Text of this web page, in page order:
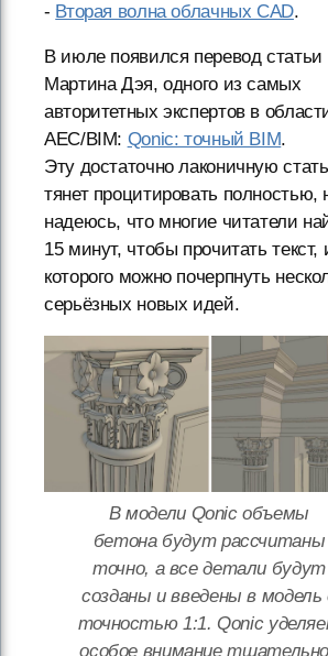
- Вторая волна облачных CAD.
В июле появился перевод статьи
Мартина Дэя, одного из самых
авторитетных экспертов в
AEC/BIM: Qonic: точный BIM.
Эту достаточно лаконичную
тянет процитировать полностью,
надеюсь, что многие читатели
15 минут, чтобы прочитать текст,
которого можно почерпнуть
серьёзных новых идей.
В модели Qonic объемы
бетона будут рассчитаны
точно, а все детали будут
созданы и введены в модель
точностью 1:1. Qonic
особое внимание